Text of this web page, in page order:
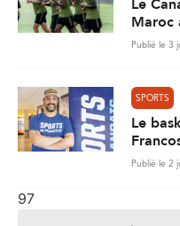
Le
Maroc
Publié le 3
SPORTS
Le
Publié le 2
97